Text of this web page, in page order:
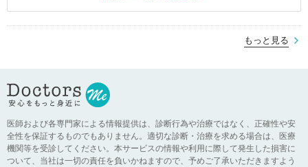
もっと見る
医師および各専門家による情報提供は、診断行為や治療ではなく、正確性や安
全性を保証するものでもありません。適切な診断・治療を求める場合は、医療
機関等を受診してください。本サービスの情報や利用に際して発生した損害に
ついて、当社は一切の責任を負いかねますので、予めご了承いただきますよう